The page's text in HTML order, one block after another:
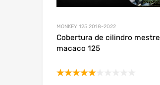
MONKEY 125 2018-2022
Cobertura de cilindro mestre
macaco 125